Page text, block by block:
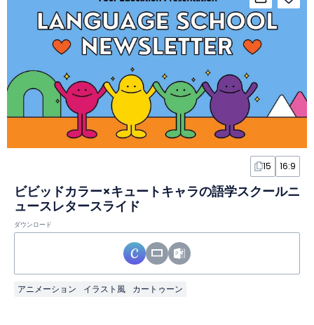
15 16:9
ビビッドカラー×キュートキャラの語学スクールニ
ュースレタースライド
ダウンロード
アニメーション イラスト風 カートゥーン